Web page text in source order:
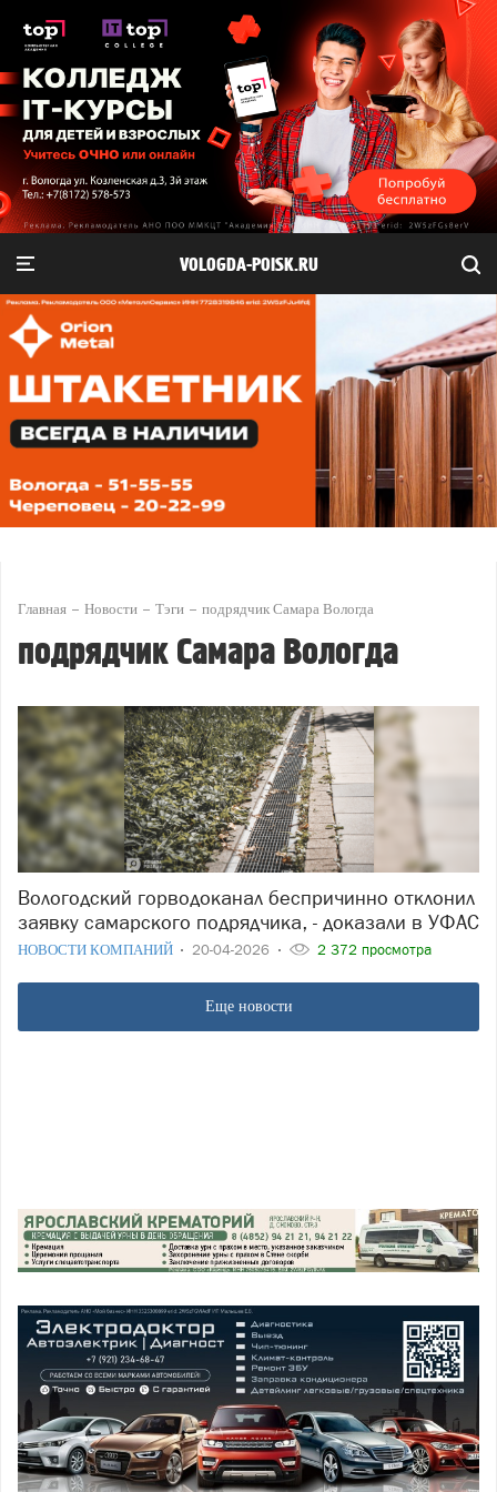
VOLOGDA-POISK.RU
Главная Новости Тэги подрядчик Самара Вологда
подрядчик Самара Вологда
Вологодский горводоканал беспричинно отклонил
заявку самарского подрядчика, - доказали в УФАС
НОВОСТИ КОМПАНИЙ 20-04-2026 2 372 просмотра
Еще новости